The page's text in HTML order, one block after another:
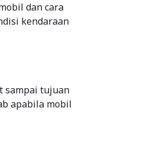
dan cara
kendaraan
sampai tujuan
apabila mobil